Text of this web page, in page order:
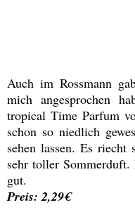
Auch im Rossmann
mich angesprochen
tropical Time Parfum
schon so niedlich
sehen lassen. Es
sehr toller
gut.
Preis: 2,29€